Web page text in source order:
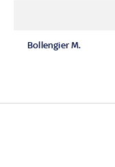
Bollengier M.